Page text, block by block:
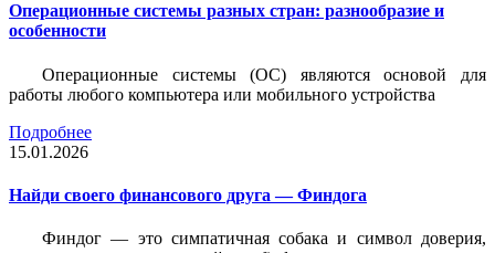
Операционные системы разных стран: разнообразие и
особенности
Операционные системы (ОС) являются основой для
работы любого компьютера или мобильного устройства
Подробнее
15.01.2026
Найди своего финансового друга — Финдога
Финдог — это симпатичная собака и символ доверия,